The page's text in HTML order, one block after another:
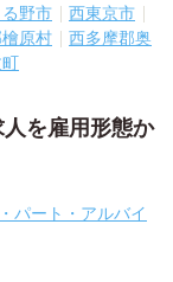
野市
西東京市
原村
西多摩郡奥
を雇用形態か
パート・アルバイ